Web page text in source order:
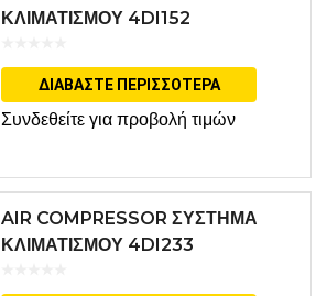
ΚΛΙΜΑΤΙΣΜΟΥ 4DI152
ΔΙΑΒΆΣΤΕ ΠΕΡΙΣΣΌΤΕΡΑ
Συνδεθείτε για προβολή τιμών
AIR COMPRESSOR ΣΥΣΤΗΜΑ
ΚΛΙΜΑΤΙΣΜΟΥ 4DI233